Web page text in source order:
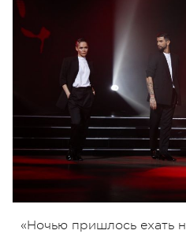
«Ночью пришлось ехать